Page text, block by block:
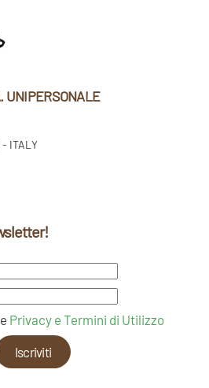
UNIPERSONALE
- ITALY
Privacy e Termini di Utilizzo